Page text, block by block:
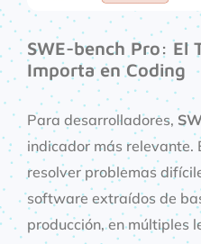
SWE-bench Pro: El
Importa en Coding
Para desarrolladores,
indicador más relevante.
resolver problemas
software extraídos de
producción, en múltiples